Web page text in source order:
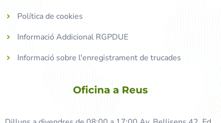
Política de cookies
Informació Addicional RGPDUE
Informació sobre l'enregistrament de trucades
Oficina a Reus